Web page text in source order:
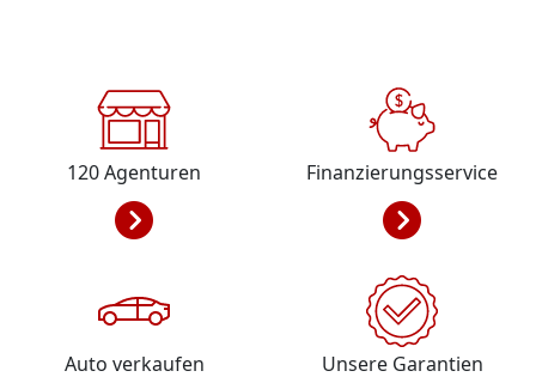
120Agenturen Finanzierungsservice
Auto verkaufen Unsere Garantien